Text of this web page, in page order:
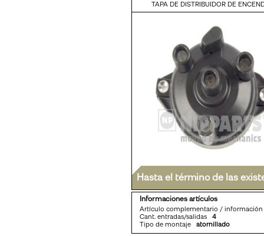
TAPA DE DISTRIBUIDOR DE
Hasta el término de las
Informaciones artículos
Artículo complementario /
Cant. entradas/salidas 4
Tipo de montaje atornillado